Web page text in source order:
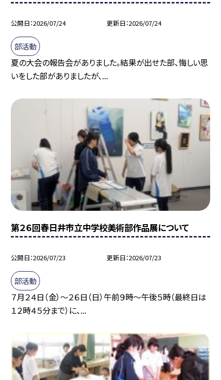
公開日 2026/07/24 更新日 2026/07/24
部活動
夏の大会の報告会がありました。結果が出せた部、悔しい思
いをした部がありましたが、...
第２６回春日井市立中学校美術部作品展について
公開日 2026/07/23 更新日 2026/07/23
部活動
７月２４日（金）～２６日（日）午前９時～午後５時（最終日は
１２時４５分まで）に、...